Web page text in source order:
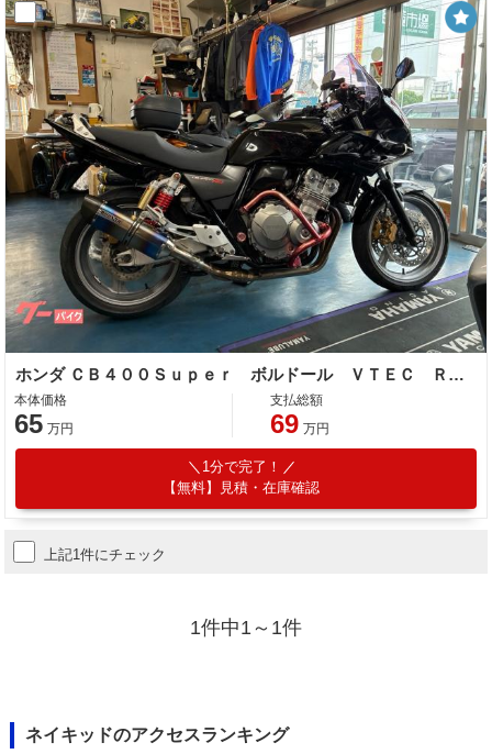
ホンダ ＣＢ４００Ｓｕｐｅｒ ボルドール ＶＴＥＣ Ｒｅｖｏ ＮＣ４２ ＥＴＣ グリップヒーター エンジンガード 車検対応マフラー
本体価格
65 万円
支払総額
69 万円
1分で完了！
【無料】見積・在庫確認
上記1件にチェック
1件中1～1件
ネイキッドのアクセスランキング